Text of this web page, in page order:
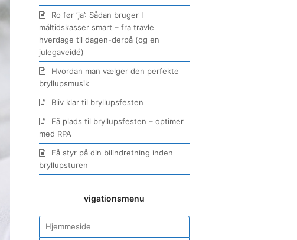
Ro før ‘ja’: Sådan bruger I
måltidskasser smart – fra travle
hverdage til dagen-derpå (og en
julegaveidé)
Hvordan man vælger den perfekte
bryllupsmusik
Bliv klar til bryllupsfesten
Få plads til bryllupsfesten – optimer
med RPA
Få styr på din bilindretning inden
bryllupsturen
vigationsmenu
Hjemmeside